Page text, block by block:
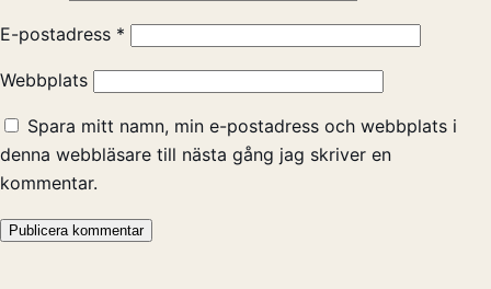
E-postadress *
Webbplats
Spara mitt namn, min e-postadress och webbplats i
denna webbläsare till nästa gång jag skriver en
kommentar.